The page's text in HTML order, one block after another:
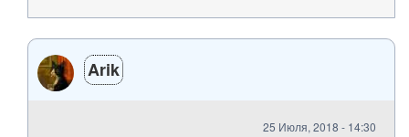
Arik
25 Июля, 2018 - 14:30